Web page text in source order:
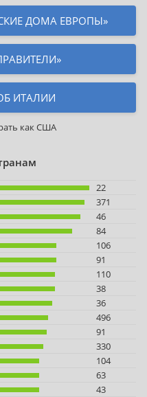
ДОМА ЕВРОПЫ»
ИТАЛИИ
какСША
22
371
46
84
106
91
110
38
36
496
91
330
104
63
43